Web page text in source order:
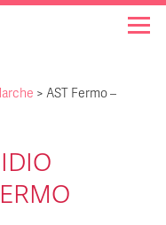
> AST Fermo –